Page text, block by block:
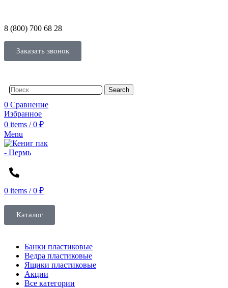
8 (800) 700 68 28
Заказать звонок
Search
0 Сравнение
Избранное
0 items / 0 ₽
Menu
0 items / 0 ₽
Каталог
Банки пластиковые
Ведра пластиковые
Ящики пластиковые
Акции
Все категории